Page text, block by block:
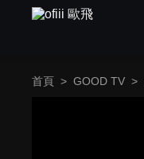
首頁 > GOOD TV >